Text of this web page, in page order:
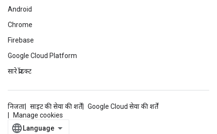
Android
Chrome
Firebase
Google Cloud Platform
सारे प्रॉडक्ट
निजता साइट की सेवा की शर्तें
Google Cloud सेवा की शर्तें
Manage cookies